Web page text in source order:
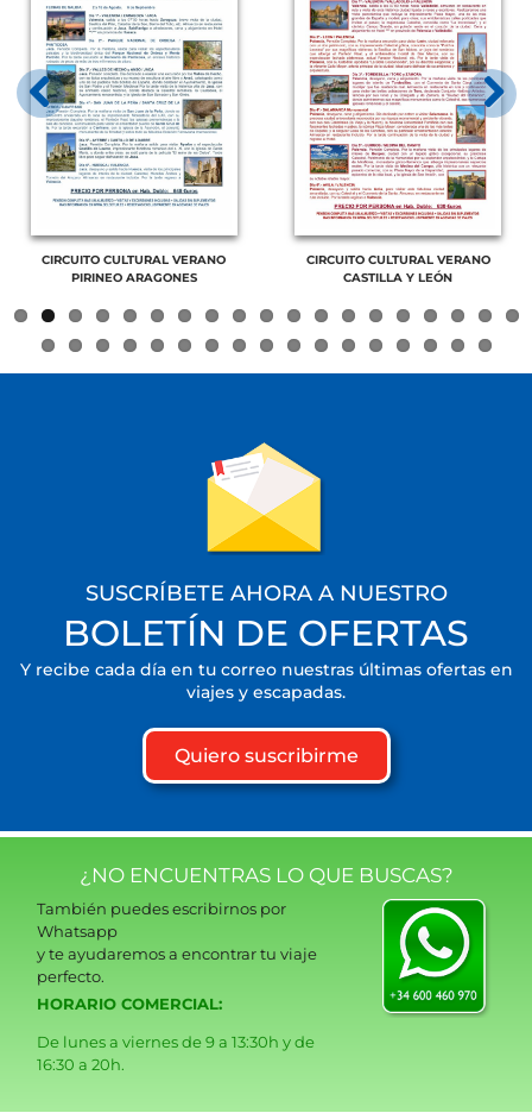
CIRCUITO CULTURAL VERANO
PIRINEO ARAGONES
CIRCUITO CULTURAL VERANO
CASTILLA Y LEÓN
Previous Next
SUSCRÍBETE AHORA A NUESTRO
BOLETÍN DE OFERTAS
Y recibe cada día en tu correo nuestras últimas ofertas en
viajes y escapadas.
Quiero suscribirme
¿NO ENCUENTRAS LO QUE BUSCAS?
También puedes escribirnos por
Whatsapp
y te ayudaremos a encontrar tu viaje
perfecto.
HORARIO COMERCIAL:
De lunes a viernes de 9 a 13:30h y de
16:30 a 20h.